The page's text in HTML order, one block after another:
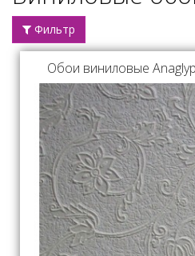
Фильтр
Обои виниловые